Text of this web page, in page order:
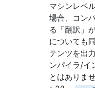
マシンレベ
場合、コン
る「翻訳」
についても
テンツを出
ンパイラ/イ
とはありま